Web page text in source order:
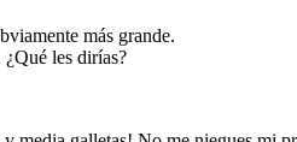
más grande.
les dirías?